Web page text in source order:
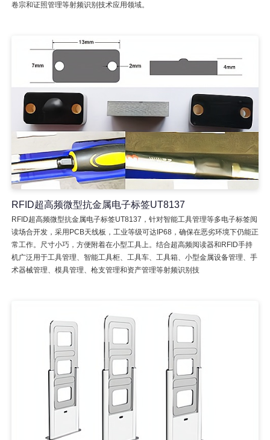
卷宗和证照管理等射频识别技术应用领域。
RFID超高频微型抗金属电子标签UT8137
RFID超高频微型抗金属电子标签UT8137，针对智能工具管理等多电子标签阅
读场合开发，采用PCB天线板，工业等级可达IP68，确保在恶劣环境下仍能正
常工作。尺寸小巧，方便附着在小型工具上。结合超高频阅读器和RFID手持
机广泛用于工具管理、智能工具柜、工具车、工具箱、小型金属设备管理、手
术器械管理、模具管理、枪支管理和资产管理等射频识别技